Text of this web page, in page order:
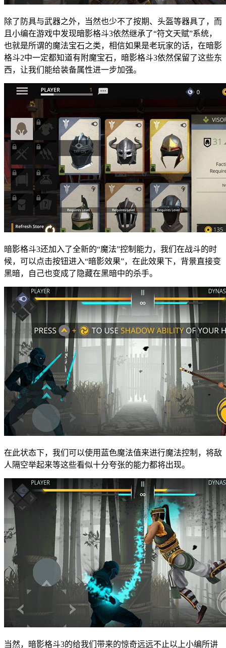
除了防具与武器之外，当然也少不了按期、头盔等器具了，而
且小编在游戏中发现暗影格斗3依然继承了“符文天赋”系统，
也就是所谓的魔法宝石之类，相信如果是老玩家的话，在暗影
格斗2中一定都知道有附魔宝石，暗影格斗3依然保留了这些东
西，让我们能给装备属性进一步加强。
暗影格斗3还加入了全新的“魔法”控制能力，我们在战斗的时
候，可以点击按钮进入“暗影效果”，在此效果下，背景直接变
黑暗，自己也变成了隐藏在黑暗中的杀手。
在此状态下，我们可以使用蓝色魔法值来进行魔法控制，将敌
人隔空举起来等这些看似十分夸张的能力都将出现。
当然，暗影格斗3的给我们带来的惊奇远远不止以上小编所讲